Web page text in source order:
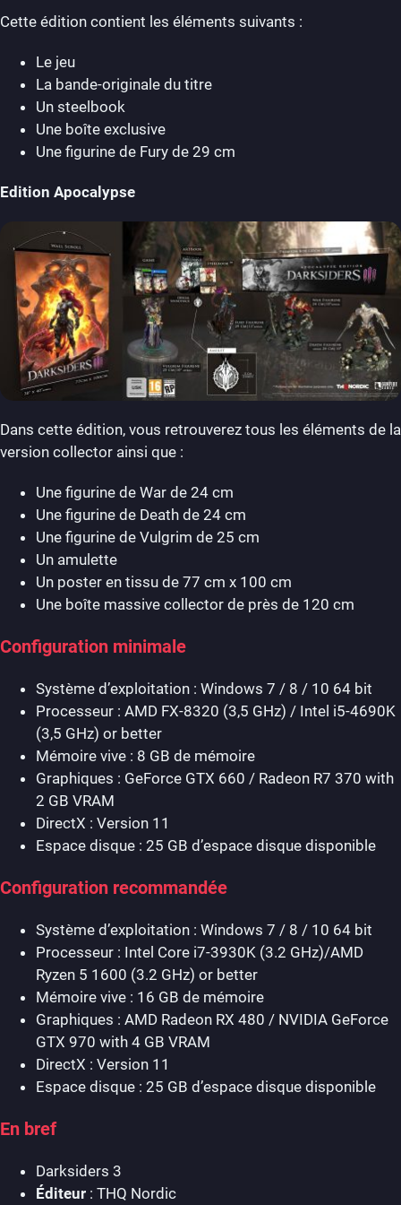
Cette édition contient les éléments suivants :
Le jeu
La bande-originale du titre
Un steelbook
Une boîte exclusive
Une figurine de Fury de 29 cm
Edition Apocalypse
Dans cette édition, vous retrouverez tous les éléments de la
version collector ainsi que :
Une figurine de War de 24 cm
Une figurine de Death de 24 cm
Une figurine de Vulgrim de 25 cm
Un amulette
Un poster en tissu de 77 cm x 100 cm
Une boîte massive collector de près de 120 cm
Configuration minimale
Système d’exploitation : Windows 7 / 8 / 10 64 bit
Processeur : AMD FX-8320 (3,5 GHz) / Intel i5-4690K
(3,5 GHz) or better
Mémoire vive : 8 GB de mémoire
Graphiques : GeForce GTX 660 / Radeon R7 370 with
2 GB VRAM
DirectX : Version 11
Espace disque : 25 GB d’espace disque disponible
Configuration recommandée
Système d’exploitation : Windows 7 / 8 / 10 64 bit
Processeur : Intel Core i7-3930K (3.2 GHz)/AMD
Ryzen 5 1600 (3.2 GHz) or better
Mémoire vive : 16 GB de mémoire
Graphiques : AMD Radeon RX 480 / NVIDIA GeForce
GTX 970 with 4 GB VRAM
DirectX : Version 11
Espace disque : 25 GB d’espace disque disponible
En bref
Darksiders 3
Éditeur : THQ Nordic